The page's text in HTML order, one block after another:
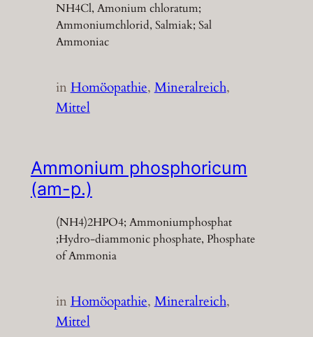
NH4Cl, Amonium chloratum;
Ammoniumchlorid, Salmiak; Sal
Ammoniac
inHomöopathie, Mineralreich
Mittel
Ammonium phosphoricum
(am-p.)
(NH4)2HPO4; Ammoniumphosphat
;Hydro-diammonic phosphate, Phosphate
of Ammonia
inHomöopathie, Mineralreich
Mittel